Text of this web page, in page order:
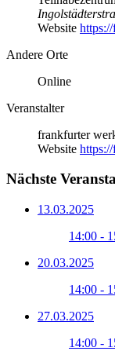
Website
Andere Orte
Online
Veranstalter
frankfurter
Website
Nächste
13.03.2025
14:00 -
20.03.2025
14:00 -
27.03.2025
14:00 -